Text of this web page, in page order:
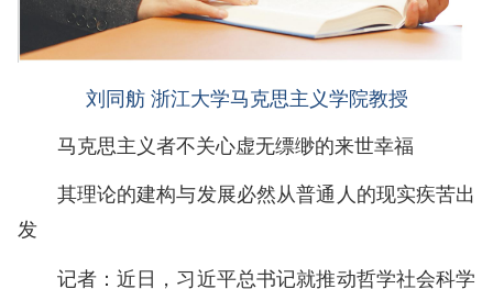
刘同舫 浙江大学马克思主义学院教授
马克思主义者不关心虚无缥缈的来世幸福
其理论的建构与发展必然从普通人的现实疾苦出
发
记者：近日，习近平总书记就推动哲学社会科学